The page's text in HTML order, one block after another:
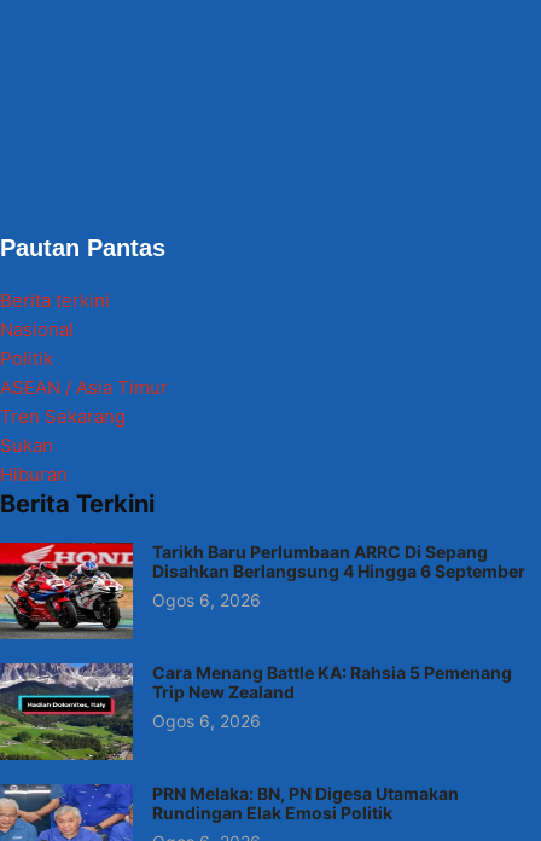
Pautan Pantas
Berita terkini
Nasional
Politik
ASEAN / Asia Timur
Tren Sekarang
Sukan
Hiburan
Berita Terkini
Tarikh Baru Perlumbaan ARRC Di Sepang
Disahkan Berlangsung 4 Hingga 6 September
Ogos 6, 2026
Cara Menang Battle KA: Rahsia 5 Pemenang
Trip New Zealand
Ogos 6, 2026
PRN Melaka: BN, PN Digesa Utamakan
Rundingan Elak Emosi Politik